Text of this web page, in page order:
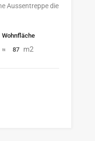
Aussentreppe die
Wohnfläche
87 m2